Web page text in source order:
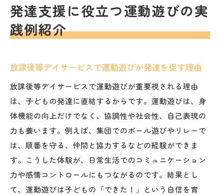
長野県で注目される柳沢運動プログラムの
支援法
家族の安心へつながる集団活動の秘訣
支える理由
運動遊びや柳沢運動プログラムによる安心
感
ブログで広がる家庭と施設の連携アイデア
求人から読み解く安心サポート体制の特徴
長野県で評判の集団活動支援方法
発達支援に役立つ運動遊びの実
践例紹介
放課後等デイサービスで運動遊びが発達を促す理由
放課後等デイサービスで運動遊びが重要視される理由
は、子どもの発達に直結するからです。運動遊びは、身
体機能の向上だけでなく、協調性や社会性、自己表現の
力も養います。例えば、集団でのボール遊びやリレーで
は、順番を守る、仲間と協力するなどの経験ができま
す。こうした体験が、日常生活でのコミュニケーション
力や感情コントロールにもつながるのです。結果とし
て、運動遊びは子どもの「できた！」という自信を育